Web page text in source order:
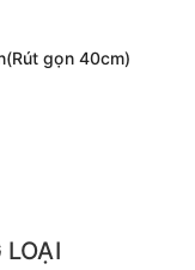
xoắn cước.
xê..
gọn 40cm)